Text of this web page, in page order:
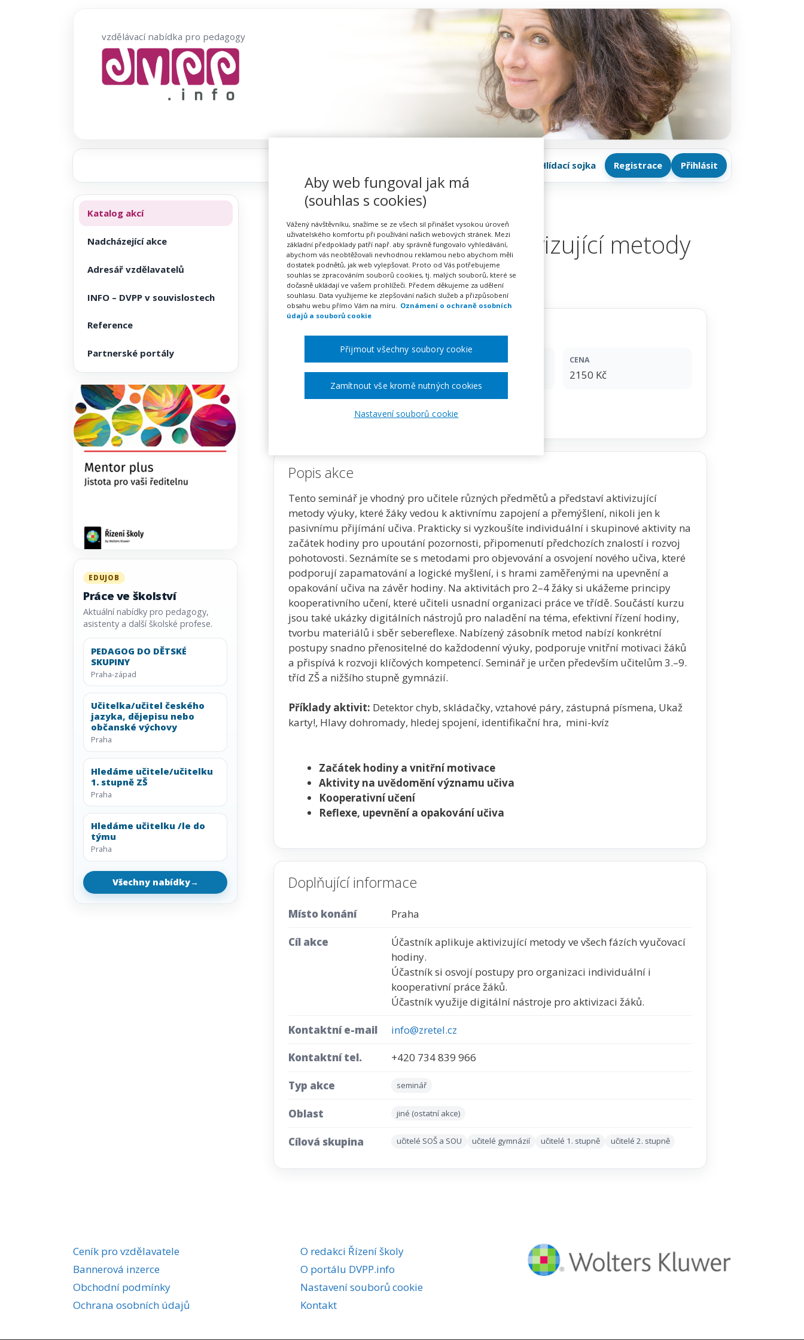
vzdělávací nabídka pro pedagogy
Hlídací sojka Registrace Přihlásit
Výuka, která vtáhne: Aktivizující metody
prakticky
17. 09. 2026 Praha
CENA
2150 Kč
Zobrazit akci na webu pořadatele
Popis akce
Tento seminář je vhodný pro učitele různých předmětů a představí aktivizující
metody výuky, které žáky vedou k aktivnímu zapojení a přemýšlení, nikoli jen k
pasivnímu přijímání učiva. Prakticky si vyzkoušíte individuální i skupinové aktivity na
začátek hodiny pro upoutání pozornosti, připomenutí předchozích znalostí i rozvoj
pohotovosti. Seznámíte se s metodami pro objevování a osvojení nového učiva, které
podporují zapamatování a logické myšlení, i s hrami zaměřenými na upevnění a
opakování učiva na závěr hodiny. Na aktivitách pro 2–4 žáky si ukážeme principy
kooperativního učení, které učiteli usnadní organizaci práce ve třídě. Součástí kurzu
jsou také ukázky digitálních nástrojů pro naladění na téma, efektivní řízení hodiny,
tvorbu materiálů i sběr sebereflexe. Nabízený zásobník metod nabízí konkrétní
postupy snadno přenositelné do každodenní výuky, podporuje vnitřní motivaci žáků
a přispívá k rozvoji klíčových kompetencí. Seminář je určen především učitelům 3.–9.
tříd ZŠ a nižšího stupně gymnázií.
Příklady aktivit: Detektor chyb, skládačky, vztahové páry, zástupná písmena, Ukaž
karty!, Hlavy dohromady, hledej spojení, identifikační hra, mini-kvíz
Začátek hodiny a vnitřní motivace
Aktivity na uvědomění významu učiva
Kooperativní učení
Reflexe, upevnění a opakování učiva
Doplňující informace
Místo konání Praha
Cíl akce
Účastník aplikuje aktivizující metody ve všech fázích vyučovací
hodiny.
Účastník si osvojí postupy pro organizaci individuální i
kooperativní práce žáků.
Účastník využije digitální nástroje pro aktivizaci žáků.
Kontaktní e-mail info@zretel.cz
Kontaktní tel. +420 734 839 966
Typ akce seminář
Oblast jiné (ostatní akce)
Cílová skupina učitelé SOŠ a SOU učitelé gymnázií učitelé 1. stupně učitelé 2. stupně
Katalog akcí
Nadcházející akce
Adresář vzdělavatelů
INFO – DVPP v souvislostech
Reference
Partnerské portály
EDUJOB
Práce ve školství
Aktuální nabídky pro pedagogy,
asistenty a další školské profese.
PEDAGOG DO DĚTSKÉ
SKUPINY
Praha-západ
Učitelka/učitel českého
jazyka, dějepisu nebo
občanské výchovy
Praha
Hledáme učitele/učitelku
1. stupně ZŠ
Praha
Hledáme učitelku /le do
týmu
Praha
Všechny nabídky→
Ceník pro vzdělavatele
Bannerová inzerce
Obchodní podmínky
Ochrana osobních údajů
O redakci Řízení školy
O portálu DVPP.info
Nastavení souborů cookie
Kontakt
Aby web fungoval jak má
(souhlas s cookies)
Vážený návštěvníku, snažíme se ze všech sil přinášet vysokou úroveň
uživatelského komfortu při používání našich webových stránek. Mezi
základní předpoklady patří např. aby správně fungovalo vyhledávání,
abychom vás neobtěžovali nevhodnou reklamou nebo abychom měli
dostatek podnětů, jak web vylepšovat. Proto od Vás potřebujeme
souhlas se zpracováním souborů cookies, tj. malých souborů, které se
dočasně ukládají ve vašem prohlížeči. Předem děkujeme za udělení
souhlasu. Data využijeme ke zlepšování našich služeb a přizpůsobení
obsahu webu přímo Vám na míru. Oznámení o ochraně osobních
údajů a souborů cookie
Nastavení souborů cookie
Zamítnout vše kromě nutných cookies
Přijmout všechny soubory cookie